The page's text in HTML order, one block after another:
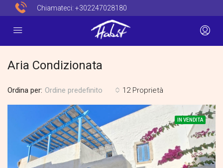
Chiamateci: +302247028180
Aria Condizionata
12 Proprietà
Ordina per: Ordine predefinito
IN VENDITA